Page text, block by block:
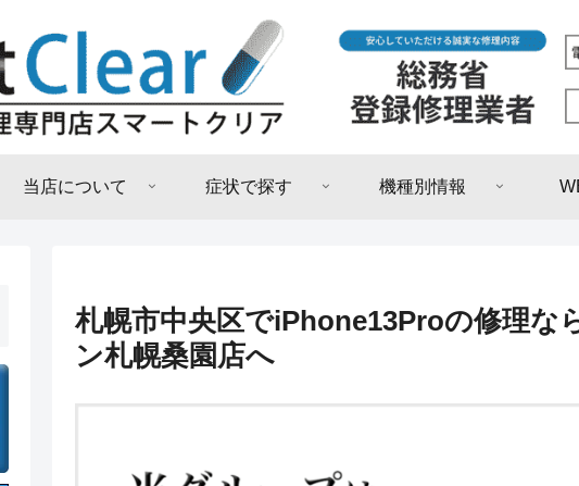
当店について 症状で探す 機種別情報
札幌市中央区でiPhone13Proの修理な
ン札幌桑園店へ